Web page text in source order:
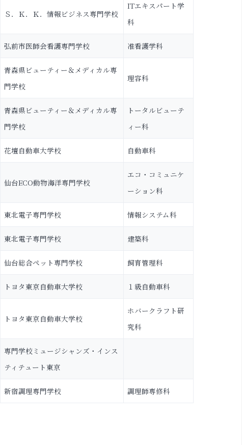
Ｓ．Ｋ．Ｋ．情報ビジネス専門学校
ITエキスパート学
科
弘前市医師会看護専門学校 准看護学科
青森県ビューティー＆メディカル専
門学校
理容科
青森県ビューティー＆メディカル専
門学校
トータルビューテ
ィー科
花壇自動車大学校 自動車科
仙台ECO動物海洋専門学校
エコ・コミュニケ
ーション科
東北電子専門学校 情報システム科
東北電子専門学校 建築科
仙台総合ペット専門学校 飼育管理科
トヨタ東京自動車大学校 １級自動車科
トヨタ東京自動車大学校
ホバークラフト研
究科
専門学校ミュージシャンズ・インス
ティテュート東京
新宿調理専門学校 調理師専修科